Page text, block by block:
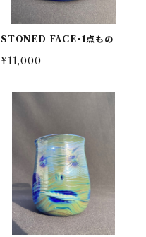
STONED FACE・1点もの
¥11,000